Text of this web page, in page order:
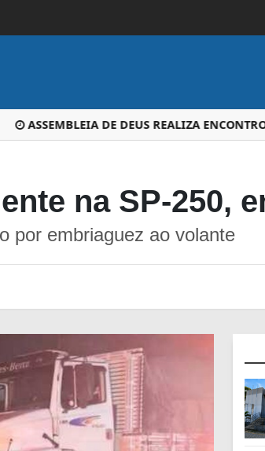
ASSEMBLEIA DE DEUS REALIZA ENCONTRO
na SP-250,
por embriaguez ao volante